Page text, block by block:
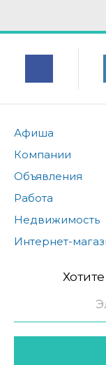
Афиша
Компании
Объявления
Работа
Недвижимость
Интернет-